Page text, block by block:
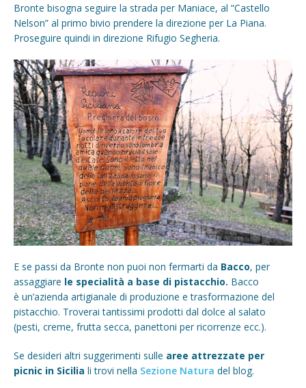
Bronte bisogna seguire la strada per Maniace, al “Castello
Nelson” al primo bivio prendere la direzione per La Piana.
Proseguire quindi in direzione Rifugio Segheria.
E se passi da Bronte non puoi non fermarti da Bacco, per
assaggiare le specialità a base di pistacchio. Bacco
è un’azienda artigianale di produzione e trasformazione del
pistacchio. Troverai tantissimi prodotti dal dolce al salato
(pesti, creme, frutta secca, panettoni per ricorrenze ecc.).
Se desideri altri suggerimenti sulle aree attrezzate per
picnic in Sicilia li trovi nella Sezione Natura del blog.